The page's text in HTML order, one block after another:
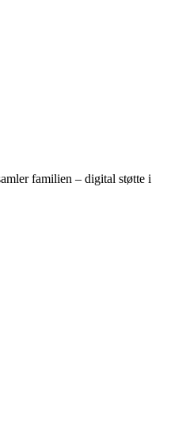
familien – digital støtte i